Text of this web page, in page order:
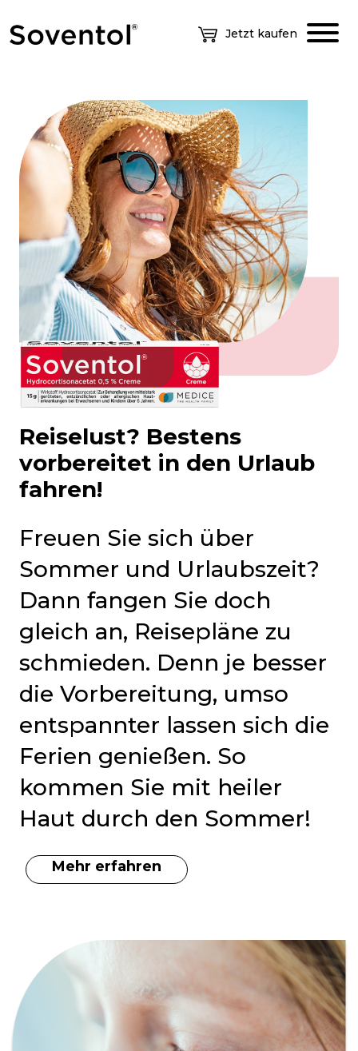
Jetzt kaufen
Reiselust? Bestens
vorbereitet in den Urlaub
fahren!
Freuen Sie sich über
Sommer und Urlaubszeit?
Dann fangen Sie doch
gleich an, Reisepläne zu
schmieden. Denn je besser
die Vorbereitung, umso
entspannter lassen sich die
Ferien genießen. So
kommen Sie mit heiler
Haut durch den Sommer!
Mehr erfahren